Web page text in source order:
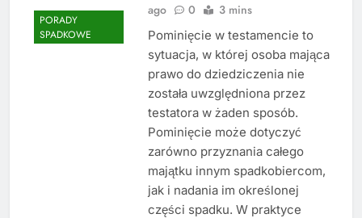
PORADY
SPADKOWE
ago
0 3 mins
Pominięcie w testamencie to
sytuacja, w której osoba mająca
prawo do dziedziczenia nie
została uwzględniona przez
testatora w żaden sposób.
Pominięcie może dotyczyć
zarówno przyznania całego
majątku innym spadkobiercom,
jak i nadania im określonej
części spadku. W praktyce